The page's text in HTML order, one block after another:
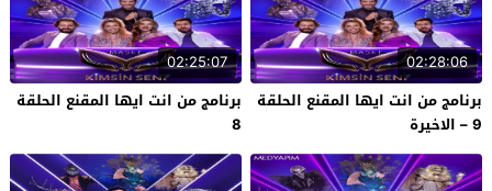
02:28:06
برنامج من انت ايها المقنع الحلقة
9 – الاخيرة
02:25:07
برنامج من انت ايها المقنع الحلقة
8